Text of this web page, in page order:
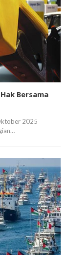
Bersama
2025